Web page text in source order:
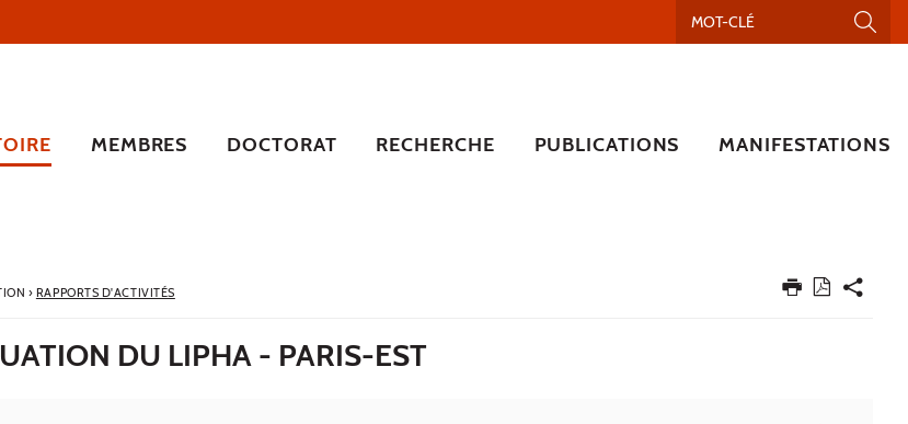
MEMBRES DOCTORAT RECHERCHE PUBLICATIONS MANIFESTATIONS
› RAPPORTS D'ACTIVITÉS
DU LIPHA - PARIS-EST